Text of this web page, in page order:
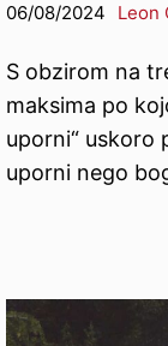
06/08/2024 Leon
S obzirom na
maksima po
uporni“ uskoro
uporni nego